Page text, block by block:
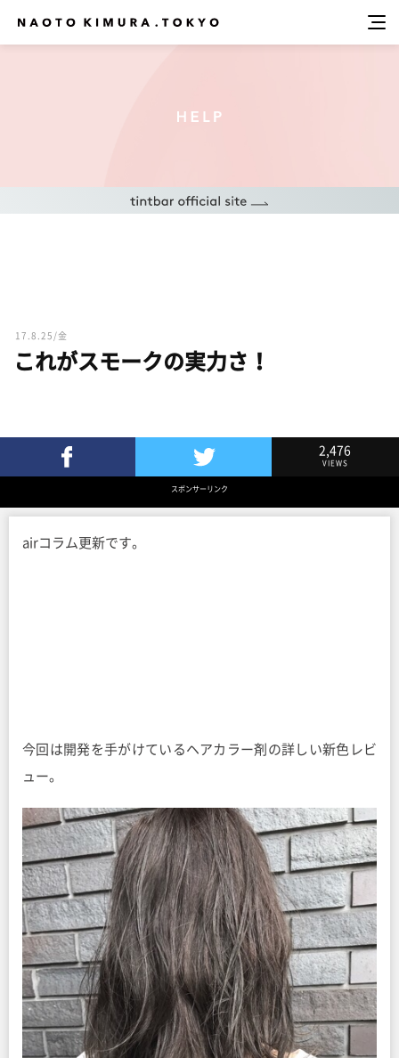
17.8.25/金
これがスモークの実力さ！
Twitterでツイート
2,476
VIEWS
スポンサーリンク
airコラム更新です。
今回は開発を手がけているヘアカラー剤の詳しい新色レビ
ュー。